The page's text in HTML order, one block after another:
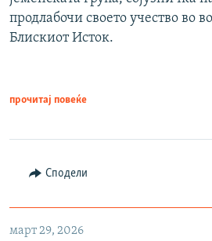
продлабочи своето учество во
Блискиот Исток.
прочитај повеќе
Сподели
март 29, 2026